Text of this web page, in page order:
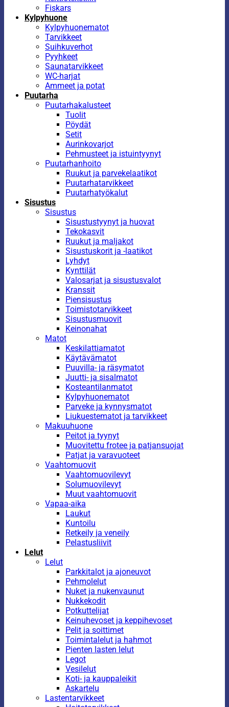
Fiskars
Kylpyhuone
Kylpyhuonematot
Tarvikkeet
Suihkuverhot
Pyyhkeet
Saunatarvikkeet
WC-harjat
Ammeet ja potat
Puutarha
Puutarhakalusteet
Tuolit
Pöydät
Setit
Aurinkovarjot
Pehmusteet ja istuintyynyt
Puutarhanhoito
Ruukut ja parvekelaatikot
Puutarhatarvikkeet
Puutarhatyökalut
Sisustus
Sisustus
Sisustustyynyt ja huovat
Tekokasvit
Ruukut ja maljakot
Sisustuskorit ja -laatikot
Lyhdyt
Kynttilät
Valosarjat ja sisustusvalot
Kranssit
Piensisustus
Toimistotarvikkeet
Sisustusmuovit
Keinonahat
Matot
Keskilattiamatot
Käytävämatot
Puuvilla- ja räsymatot
Juutti- ja sisalmatot
Kosteantilanmatot
Kylpyhuonematot
Parveke ja kynnysmatot
Liukuestematot ja tarvikkeet
Makuuhuone
Peitot ja tyynyt
Muovitettu frotee ja patjansuojat
Patjat ja varavuoteet
Vaahtomuovit
Vaahtomuovilevyt
Solumuovilevyt
Muut vaahtomuovit
Vapaa-aika
Laukut
Kuntoilu
Retkeily ja veneily
Pelastusliivit
Lelut
Lelut
Parkkitalot ja ajoneuvot
Pehmolelut
Nuket ja nukenvaunut
Nukkekodit
Potkuttelijat
Keinuhevoset ja keppihevoset
Pelit ja soittimet
Toimintalelut ja hahmot
Pienten lasten lelut
Legot
Vesilelut
Koti- ja kauppaleikit
Askartelu
Lastentarvikkeet